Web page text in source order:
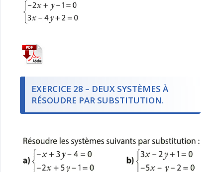
EXERCICE 28 – DEUX SYSTÈMES À
RÉSOUDRE PAR SUBSTITUTION.